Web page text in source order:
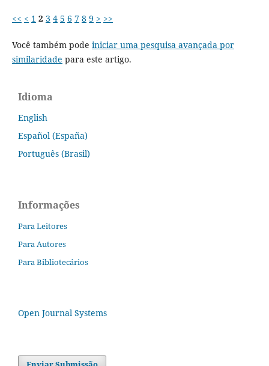
<< < 1 2 3 4 5 6 7 8 9 > >>
Você também pode iniciar uma pesquisa avançada por
similaridade para este artigo.
Idioma
English
Español (España)
Português (Brasil)
Informações
Para Leitores
Para Autores
Para Bibliotecários
Open Journal Systems